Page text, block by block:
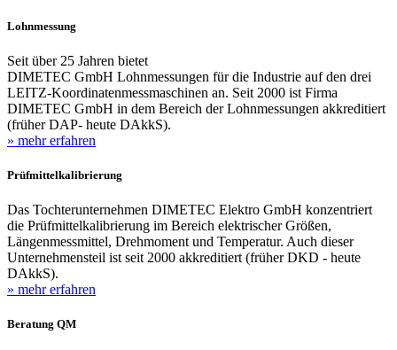
Lohnmessung
Seit über 25 Jahren bietet
DIMETEC GmbH Lohnmessungen für die Industrie auf den drei
LEITZ-Koordinatenmessmaschinen an. Seit 2000 ist Firma
DIMETEC GmbH in dem Bereich der Lohnmessungen akkreditiert
(früher DAP- heute DAkkS).
» mehr erfahren
Prüfmittelkalibrierung
Das Tochterunternehmen DIMETEC Elektro GmbH konzentriert
die Prüfmittelkalibrierung im Bereich elektrischer Größen,
Längenmessmittel, Drehmoment und Temperatur. Auch dieser
Unternehmensteil ist seit 2000 akkreditiert (früher DKD - heute
DAkkS).
» mehr erfahren
Beratung QM